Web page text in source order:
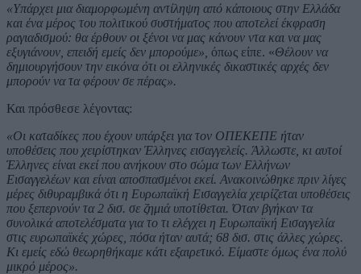
«Υπάρχει μια διαμορφωμένη αντίληψη από κάποιους στην Ελλάδα
και ένα μέρος του πολιτικού συστήματος που αποτελεί έκφραση
ραγιαδισμού: θα έρθουν οι ξένοι να μας κάνουν ντα και να μας
εξυγιάνουν, επειδή εμείς δεν μπορούμε», όπως είπε. «Θέλουν να
δημιουργήσουν την εικόνα ότι οι ελληνικές δικαστικές αρχές δεν
μπορούν να τα φέρουν σε πέρας».
Και πρόσθεσε λέγοντας:
«Οι καταδίκες που έχουν υπάρξει για τον ΟΠΕΚΕΠΕ ήταν
υποθέσεις που χειρίστηκαν Έλληνες εισαγγελείς. Άλλωστε, κι αυτοί
Έλληνες είναι εκεί που ανήκουν στο σώμα των Ελλήνων
Εισαγγελέων και είναι αποσπασμένοι εκεί. Ανακοινώθηκε πριν λίγες
μέρες διθυραμβικά ότι η Ευρωπαϊκή Εισαγγελία χειρίζεται υποθέσεις
που ξεπερνούν τα 2 δισ. σε ζημιά υποτίθεται. Όταν βγήκαν τα
συνολικά αποτελέσματα για το τι ελέγχει η Ευρωπαϊκή Εισαγγελία
στις ευρωπαϊκές χώρες, πόσα ήταν αυτά; 68 δισ. στις άλλες χώρες.
Κι εμείς εδώ θεωρηθήκαμε κάτι εξαιρετικό. Είμαστε όμως ένα πολύ
μικρό μέρος».